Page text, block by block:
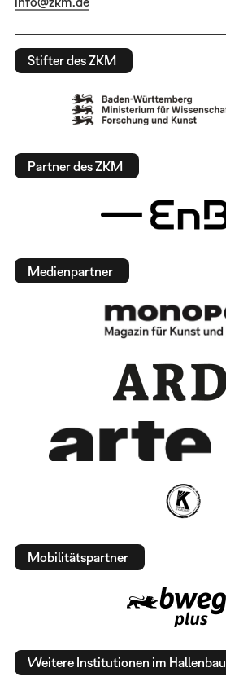
Stifter des ZKM
Partner des ZKM
Medienpartner
Mobilitätspartner
Weitere Institutionen im Hallenbau